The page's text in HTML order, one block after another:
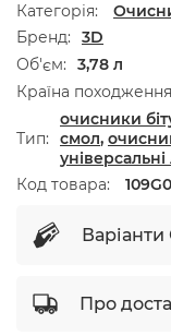
Категорія:
Бренд
3D
Об'єм
3,78 л
Країна походження
Тип
очисники
смол,
універсальні
Код товара:
Про